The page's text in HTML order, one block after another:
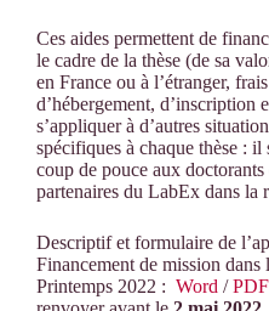
Ces aides permettent de
le cadre de la thèse (de sa
en France ou à l’étranger,
d’hébergement, d’inscription
s’appliquer à d’autres
spécifiques à chaque thèse : il
coup de pouce aux doctorants
partenaires du LabEx dans la
Descriptif et formulaire de
Financement de mission dans
Printemps 2022 : Word /PDF